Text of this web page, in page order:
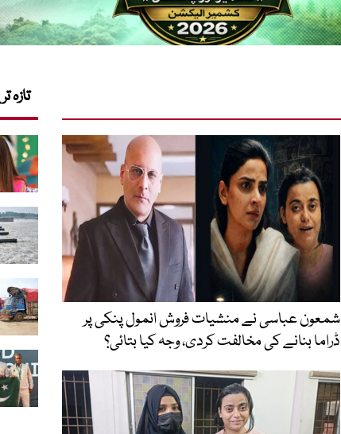
شمعون عباسی نے منشیات فروش انمول پنکی پر
ڈراما بنانے کی مخالفت کردی، وجہ کیا بتائی؟
تازہ